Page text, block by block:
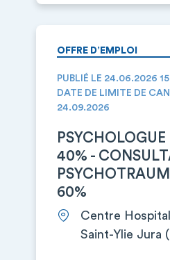
OFFRE D’EMPLOI
PUBLIÉ LE 24.06.2026
DATE DE LIMITE DE
24.09.2026
40% -
60%
Centre
Saint-Ylie Jura